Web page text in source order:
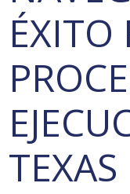
ÉXITO
TEXAS